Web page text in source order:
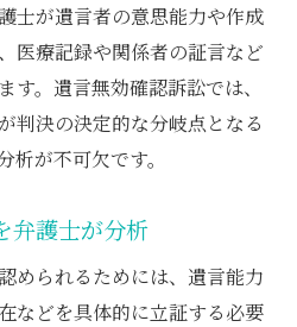
士が遺言者の意思能力や作成
医療記録や関係者の証言など
す。遺言無効確認訴訟では、
判決の決定的な分岐点となる
が不可欠です。
弁護士が分析
められるためには、遺言能力
などを具体的に立証する必要